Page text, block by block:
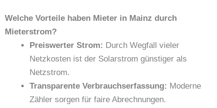
Welche Vorteile haben Mieter in Mainz durch
Mieterstrom?
Preiswerter Strom: Durch Wegfall vieler
Netzkosten ist der Solarstrom günstiger als
Netzstrom.
Transparente Verbrauchserfassung: Moderne
Zähler sorgen für faire Abrechnungen.